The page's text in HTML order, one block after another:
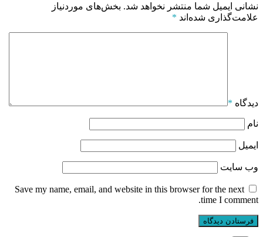
نشانی ایمیل شما منتشر نخواهد شد. بخش‌های موردنیاز
علامت‌گذاری شده‌اند *
دیدگاه *
نام
ایمیل
وب‌ سایت
Save my name, email, and website in this browser for the next
time I comment.